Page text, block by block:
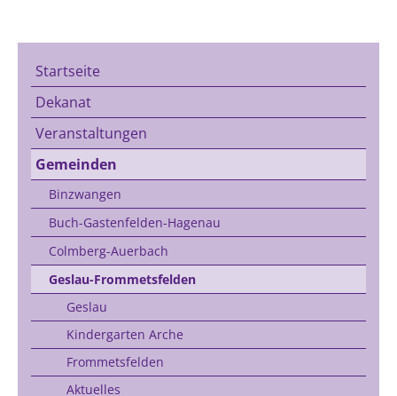
Startseite
Dekanat
Veranstaltungen
Gemeinden
Binzwangen
Buch-Gastenfelden-Hagenau
Colmberg-Auerbach
Geslau-Frommetsfelden
Geslau
Kindergarten Arche
Frommetsfelden
Aktuelles